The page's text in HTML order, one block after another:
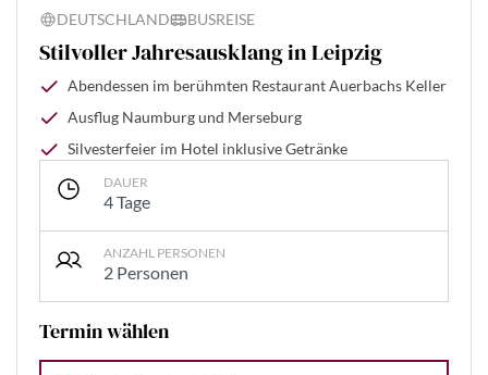
DEUTSCHLAND BUSREISE
Stilvoller Jahresausklang in Leipzig
Abendessen im berühmten Restaurant Auerbachs Keller
Ausflug Naumburg und Merseburg
Silvesterfeier im Hotel inklusive Getränke
DAUER
4 Tage
ANZAHL PERSONEN
2 Personen
Termin wählen